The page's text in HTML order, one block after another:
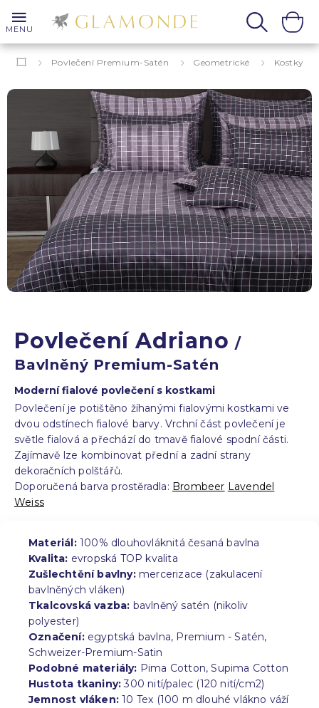
MENU
Povlečení Premium-Satén Geometrické Kostky
Adriano
Povlečení Adriano/
Bavlněný Premium-Satén
Moderní fialové povlečení s kostkami
Povlečení je potištěno žíhanými fialovými kostkami ve
dvou odstínech fialové barvy. Vrchní část povlečení je
světle fialová a přechází do tmavě fialové spodní části.
Zajímavě lze kombinovat přední a zadní strany
dekoračních polštářů.
Doporučená barva prostěradla: Brombeer Lavendel
Weiss
Materiál:100% dlouhovláknitá česaná bavlna
Kvalita: evropská TOP kvalita
Zušlechtění bavlny:mercerizace (zakulacení
bavlněných vláken)
Tkalcovská vazba: bavlněný satén (nikoliv
polyester)
Označení:egyptská bavlna, Premium - Satén,
Schweizer-Premium-Satin
Podobné materiály: Pima Cotton, Supima Cotton
Hustota tkaniny:300 nití/palec (120 nití/cm2)
Jemnost vláken: 10 Tex (100 m dlouhé vlákno váží